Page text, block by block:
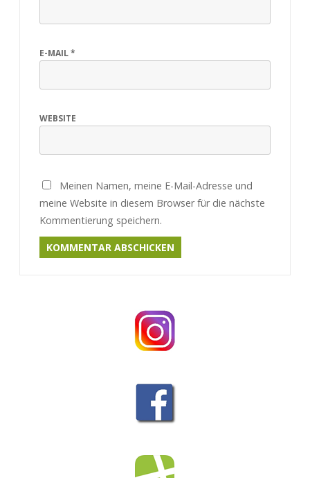
E-MAIL*
WEBSITE
Meinen Namen, meine E-Mail-Adresse und
meine Website in diesem Browser für die nächste
Kommentierung speichern.